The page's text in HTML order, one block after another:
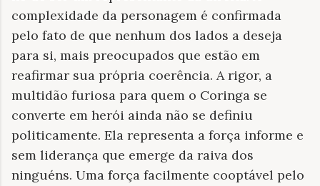
complexidade da personagem é confirmada
pelo fato de que nenhum dos lados a deseja
para si, mais preocupados que estão em
reafirmar sua própria coerência. A rigor, a
multidão furiosa para quem o Coringa se
converte em herói ainda não se definiu
politicamente. Ela representa a força informe e
sem liderança que emerge da raiva dos
ninguéns. Uma força facilmente cooptável pelo